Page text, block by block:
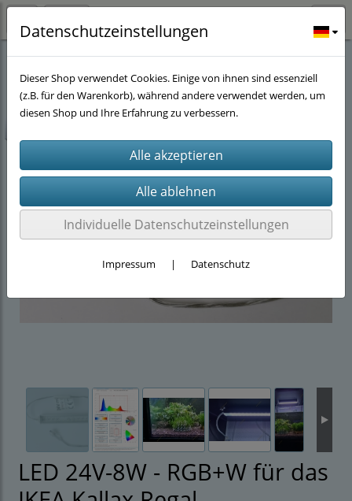
Stöwers-Garnelenstube(143) Beleuchtung für Kallax Regale(10)
LED 24V-8W - RGB+W für das
Datenschutzeinstellungen
Dieser Shop verwendet Cookies. Einige von ihnen sind essenziell
(z.B. für den Warenkorb), während andere verwendet werden, um
diesen Shop und Ihre Erfahrung zu verbessern.
Individuelle Datenschutzeinstellungen
Impressum | Datenschutz